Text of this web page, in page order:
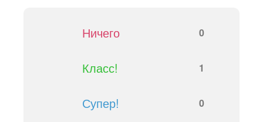
Ничего 0
Класс! 1
Супер! 0